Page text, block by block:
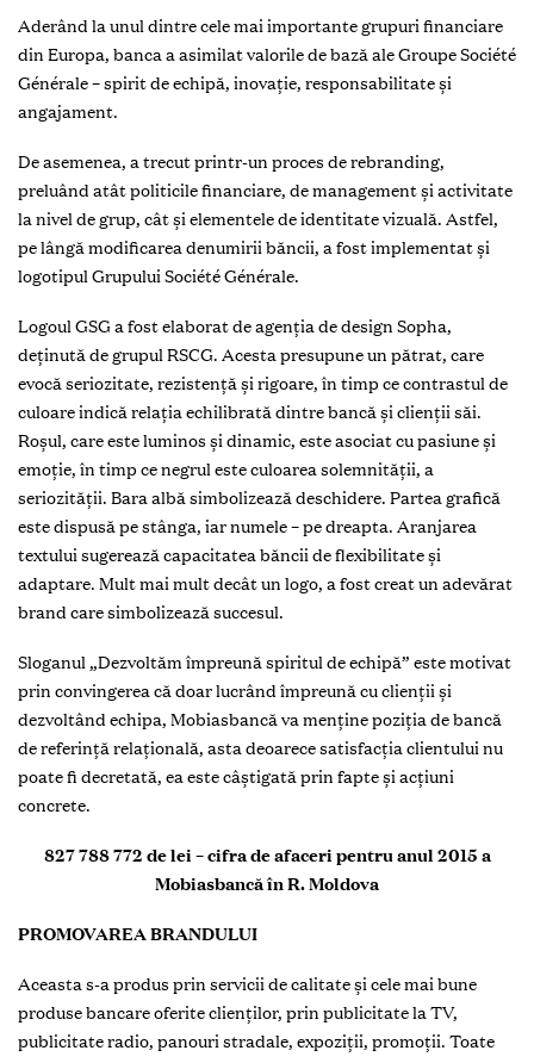
Aderând la unul dintre cele mai importante grupuri financiare
din Europa, banca a asimilat valorile de bază ale Groupe Société
Générale – spirit de echipă, inovaţie, responsabilitate şi
angajament.
De asemenea, a trecut printr-un proces de rebranding,
preluând atât politicile financiare, de management şi activitate
la nivel de grup, cât şi elementele de identitate vizuală. Astfel,
pe lângă modificarea denumirii băncii, a fost implementat și
logotipul Grupului Société Générale.
Logoul GSG a fost elaborat de agenţia de design Sopha,
deţinută de grupul RSCG. Acesta presupune un pătrat, care
evocă seriozitate, rezistenţă şi rigoare, în timp ce contrastul de
culoare indică relaţia echilibrată dintre bancă şi clienţii săi.
Roşul, care este luminos şi dinamic, este asociat cu pasiune şi
emoţie, în timp ce negrul este culoarea solemnităţii, a
seriozităţii. Bara albă simbolizează deschidere. Partea grafică
este dispusă pe stânga, iar numele – pe dreapta. Aranjarea
textului sugerează capacitatea băncii de flexibilitate şi
adaptare. Mult mai mult decât un logo, a fost creat un adevărat
brand care simbolizează succesul.
Sloganul „Dezvoltăm împreună spiritul de echipă” este motivat
prin convingerea că doar lucrând împreună cu clienţii şi
dezvoltând echipa, Mobiasbancă va menține poziţia de bancă
de referinţă relaţională, asta deoarece satisfacţia clientului nu
poate fi decretată, ea este câştigată prin fapte şi acţiuni
concrete.
827 788 772 de lei – cifra de afaceri pentru anul 2015 a
Mobiasbancă în R. Moldova
PROMOVAREA BRANDULUI
Aceasta s-a produs prin servicii de calitate şi cele mai bune
produse bancare oferite clienţilor, prin publicitate la TV,
publicitate radio, panouri stradale, expoziţii, promoţii. Toate